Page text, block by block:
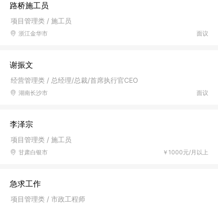
路桥施工员
项目管理类 / 施工员
面议
浙江金华市
谢振文
经营管理类 / 总经理/总裁/首席执行官CEO
面议
湖南长沙市
李泽宗
项目管理类 / 施工员
￥1000元/月以上
甘肃白银市
急求工作
项目管理类 / 市政工程师